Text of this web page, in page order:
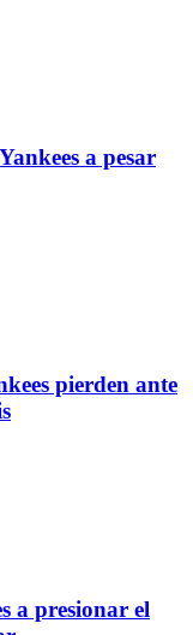
a pesar
pierden ante
a presionar el